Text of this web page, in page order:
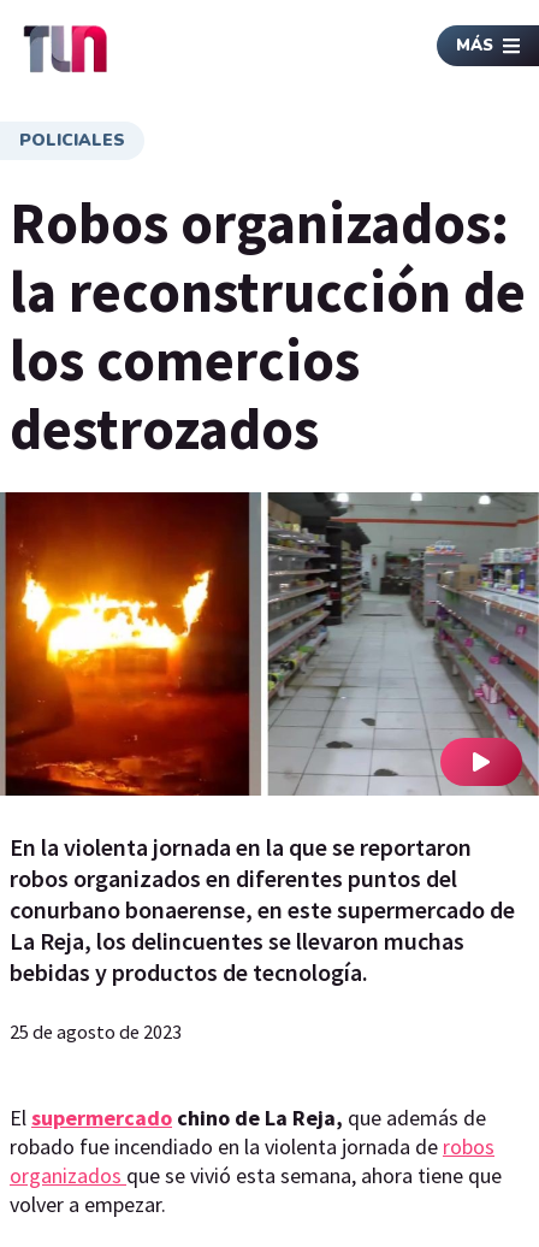
MÁS
POLICIALES
Robos organizados:
la reconstrucción de
los comercios
destrozados
En la violenta jornada en la que se reportaron
robos organizados en diferentes puntos del
conurbano bonaerense, en este supermercado de
La Reja, los delincuentes se llevaron muchas
bebidas y productos de tecnología.
25 de agosto de 2023
Elsupermercado chino de La Reja, que además de
robado fue incendiado en la violenta jornada de robos
organizados que se vivió esta semana, ahora tiene que
volver a empezar.